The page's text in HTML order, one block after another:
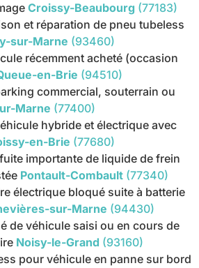
Croissy-Beaubourg (77183)
et réparation de pneu tubeless
sur-Marne (93460)
récemment acheté (occasion
en-Brie (94510)
commercial, souterrain ou
Marne (77400)
hybride et électrique avec
en-Brie (77680)
importante de liquide de frein
Pontault-Combault (77340)
électrique bloqué suite à batterie
sur-Marne (94430)
de véhicule saisi ou en cours de
Noisy-le-Grand (93160)
pour véhicule en panne sur bord